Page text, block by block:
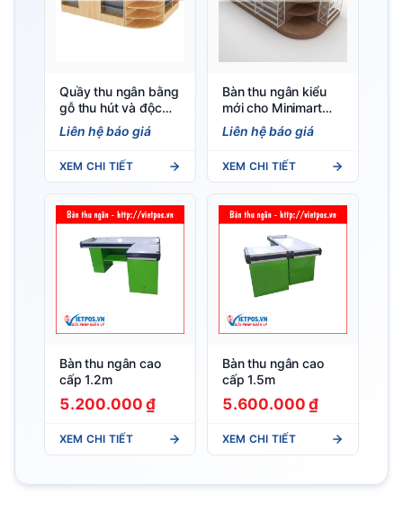
Quầy thu ngân bằng
gỗ thu hút và độc
đáo
Liên hệ báo giá
XEM CHI TIẾT
Bàn thu ngân kiểu
mới cho Minimart
bằng gỗ
Liên hệ báo giá
XEM CHI TIẾT
Bàn thu ngân cao
cấp 1.2m
5.200.000 ₫
XEM CHI TIẾT
Bàn thu ngân cao
cấp 1.5m
5.600.000 ₫
XEM CHI TIẾT